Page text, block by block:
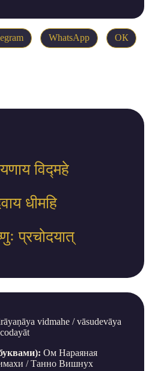
WhatsApp ОК
विद्महे
धीमहि
प्रचोदयात्
vidmahe / vāsudevāya
Ом Нараяная
/ Танно Вишнух